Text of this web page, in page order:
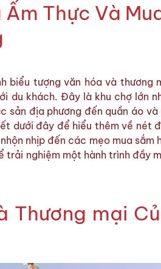
Thực Và
biểu tượng văn hóa và thương
du khách. Đây là khu chợ lớn
sản địa phương đến quần áo và
dưới đây để hiểu thêm về nét
nhịp đến các mẹo mua sắm
trải nghiệm một hành trình đầy
Thương mại